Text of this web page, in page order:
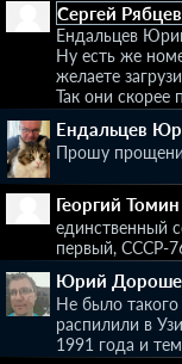
Сергей Рябцев
Ендальцев
Ну есть же
желаете
Так они скорее
Ендальцев
Прошу
Георгий Томин
единственный
первый, СССР-
Юрий
Не было
распилили в
1991 года и